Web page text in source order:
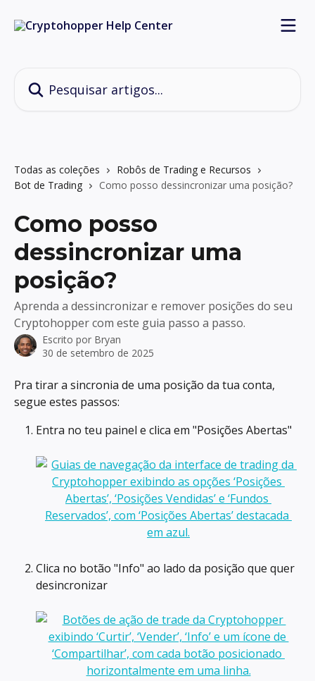
Todas as coleções
Robôs de Trading e Recursos
Bot de Trading
Como posso dessincronizar uma posição?
Como posso
dessincronizar uma
posição?
Aprenda a dessincronizar e remover posições do seu
Cryptohopper com este guia passo a passo.
Escrito por Bryan
30 de setembro de 2025
Pra tirar a sincronia de uma posição da tua conta,
segue estes passos:
Entra no teu painel e clica em "Posições Abertas"
Clica no botão "Info" ao lado da posição que quer
desincronizar